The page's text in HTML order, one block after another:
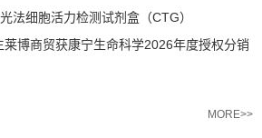
法细胞活力检测试剂盒（CTG）
莱博商贸获康宁生命科学2026年度授权分销
MORE>>